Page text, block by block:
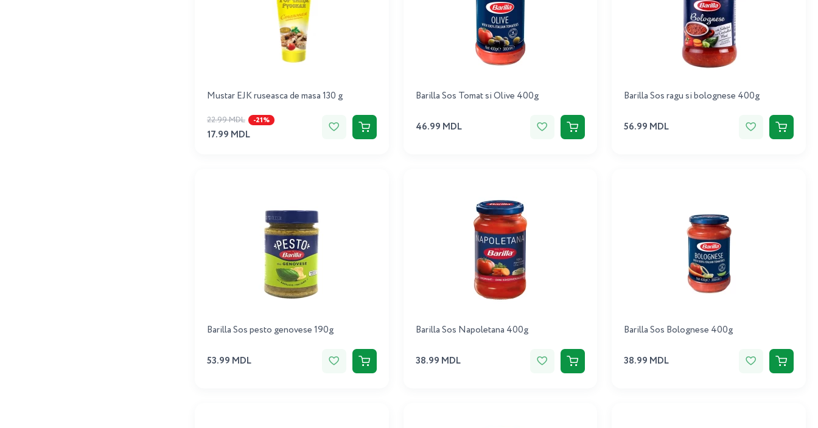
Mustar EJK ruseasca de masa 130 g
22.99 MDL -21%
17.99 MDL
Barilla Sos Tomat si Olive 400g
46.99 MDL
Barilla Sos ragu si bolognese 400g
56.99 MDL
Barilla Sos pesto genovese 190g
53.99 MDL
Barilla Sos Napoletana 400g
38.99 MDL
Barilla Sos Bolognese 400g
38.99 MDL